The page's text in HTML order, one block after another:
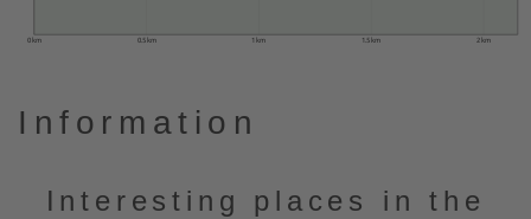
0 km 0.5 km 1 km 1.5 km 2 km
Information
Interesting places in the